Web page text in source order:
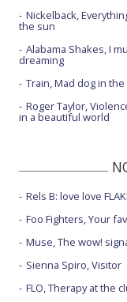
Nickelback,
the sun
Alabama Shakes, I
dreaming
Train, Mad dog in
Roger Taylor,
in a beautiful world
Rels B: love love
Foo Fighters, Your
Muse, The wow!
Sienna Spiro, Visitor
FLO, Therapy at the